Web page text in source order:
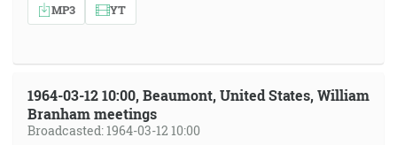
MP3 YT
1964-03-12 10:00, Beaumont, United States, William
Branham meetings
Broadcasted: 1964-03-12 10:00